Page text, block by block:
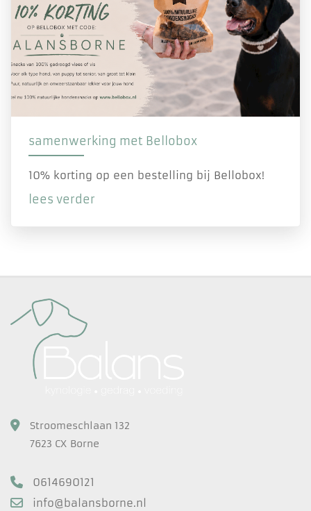
samenwerking met Bellobox
10% korting op een bestelling bij Bellobox!
lees verder
Stroomeschlaan 132
7623 CX Borne
0614690121
info@balansborne.nl